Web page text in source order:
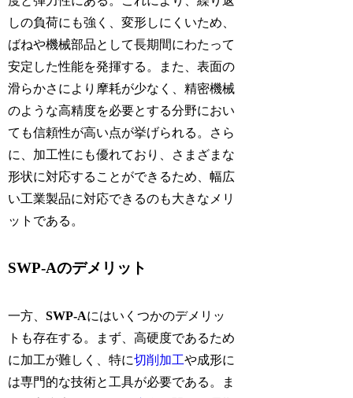
しの負荷にも強く、変形しにくいため、
ばねや機械部品として長期間にわたって
安定した性能を発揮する。また、表面の
滑らかさにより摩耗が少なく、精密機械
のような高精度を必要とする分野におい
ても信頼性が高い点が挙げられる。さら
に、加工性にも優れており、さまざまな
形状に対応することができるため、幅広
い工業製品に対応できるのも大きなメリ
ットである。
SWP-Aのデメリット
一方、SWP-Aにはいくつかのデメリッ
トも存在する。まず、高硬度であるため
に加工が難しく、特に切削加工や成形に
は専門的な技術と工具が必要である。ま